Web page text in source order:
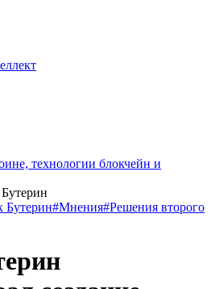
технологии блокчейн и
Бутерин#Мнения#Решения второго